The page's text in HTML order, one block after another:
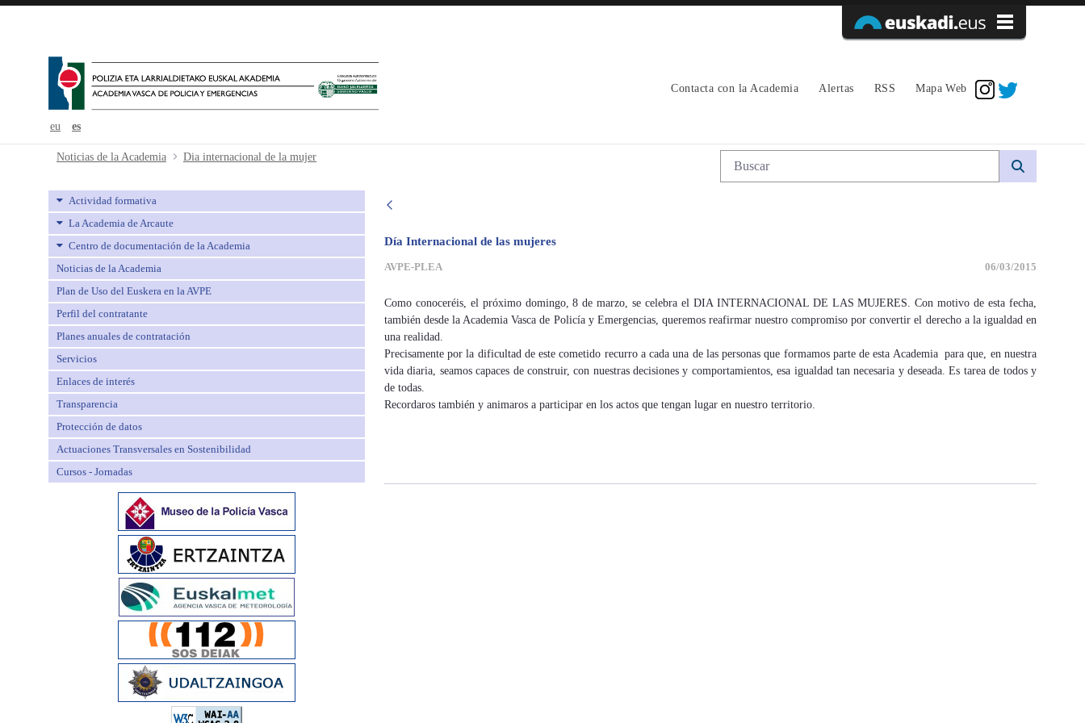
eu es
Contacta con la Academia Alertas RSS Mapa Web
Dia internacional de la mujer - avpe
Noticias de la Academia Dia internacional de la mujer Búsqueda web
Actividad formativa
La Academia de Arcaute
Centro de documentación de la Academia
Noticias de la Academia
Plan de Uso del Euskera en la AVPE
Perfil del contratante
Planes anuales de contratación
Servicios
Enlaces de interés
Transparencia
Protección de datos
Actuaciones Transversales en Sostenibilidad
Cursos - Jornadas
Día Internacional de las mujeres
AVPE-PLEA 06/03/2015
Como conoceréis, el próximo domingo, 8 de marzo, se celebra el DIA INTERNACIONAL DE LAS MUJERES. Con motivo de esta fecha,
también desde la Academia Vasca de Policía y Emergencias, queremos reafirmar nuestro compromiso por convertir el derecho a la igualdad en
una realidad.
Precisamente por la dificultad de este cometido recurro a cada una de las personas que formamos parte de esta Academia para que, en nuestra
vida diaria, seamos capaces de construir, con nuestras decisiones y comportamientos, esa igualdad tan necesaria y deseada. Es tarea de todos y
de todas.
Recordaros también y animaros a participar en los actos que tengan lugar en nuestro territorio.